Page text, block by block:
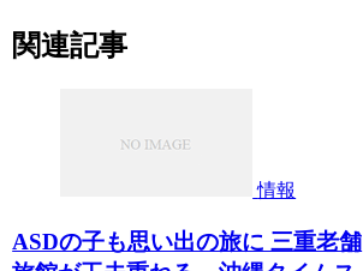
関連記事
情報
ASDの子も思い出の旅に 三重老舗